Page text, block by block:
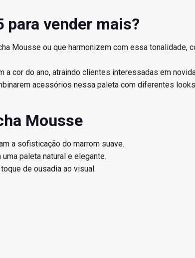
para vender mais?
Mousse ou que harmonizem com essa tonalidade,
a cor do ano, atraindo clientes interessadas em
acessórios nessa paleta com diferentes
Mousse
a sofisticação do marrom suave.
paleta natural e elegante.
de ousadia ao visual.